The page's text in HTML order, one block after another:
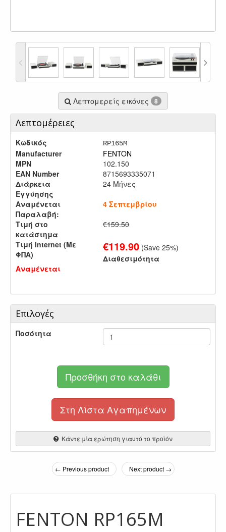
Λεπτομερείς εικόνες 8
Λεπτομέρειες
Κωδικός RP165M
Manufacturer
FENTON
MPN
102.150
EAN Number
8715693335071
Διάρκεια
Εγγύησης
24 Μήνες
Αναμένεται
Παραλαβή:
4 Σεπτεμβρίου
Τιμή στο
κατάστημα
€159.50
Τιμή Internet (Με
ΦΠΑ)
€119.90 (Save25%)
Διαθεσιμότητα
Αναμένεται
Επιλογές
Ποσότητα
Προσθήκη στο καλάθι
Στη Λίστα Αγαπημένων
Κάντε μία ερώτηση γιαυτό το προϊόν
← Previous product Next product →
FENTON RP165M